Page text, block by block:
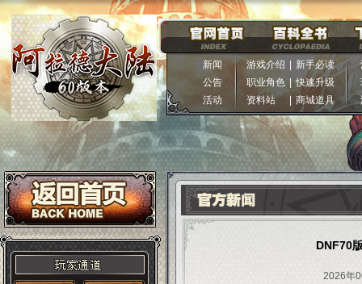
新闻
公告
活动
游戏介绍
新手必读
职业角色 | 快速升级
资料站
商城道具
DNF70
2026年